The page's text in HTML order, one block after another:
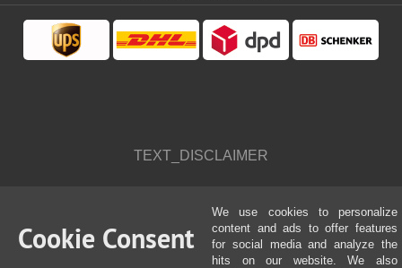
TEXT_DISCLAIMER
Cookie Consent
We use cookies to personalize
content and ads to offer features
for social media and analyze the
hits on our website. We also